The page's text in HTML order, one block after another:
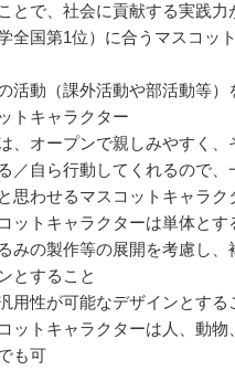
とで、社会に貢献する実践力
全国第1位）に合うマスコッ
活動（課外活動や部活動等）
トキャラクター
、オープンで親しみやすく
／自ら行動してくれるので、
思わせるマスコットキャラク
ットキャラクターは単体とす
みの製作等の展開を考慮し、
とすること
用性が可能なデザインとする
ットキャラクターは人、動物
も可